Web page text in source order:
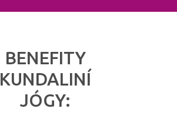
BENEFITY
KUNDALINÍ
JÓGY: